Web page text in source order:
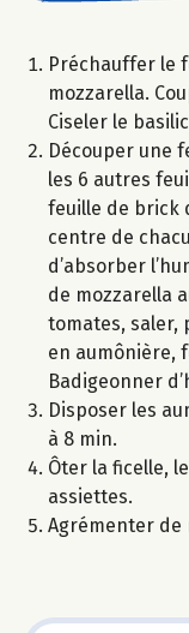
Préchauffer le
mozzarella.
Ciseler le
Découper une
les 6 autres
feuille de brick
centre de
d’absorber
de mozzarella
tomates, saler,
en aumônière,
Badigeonner
Disposer les
à 8 min.
Ôter la ficelle,
assiettes.
Agrémenter de